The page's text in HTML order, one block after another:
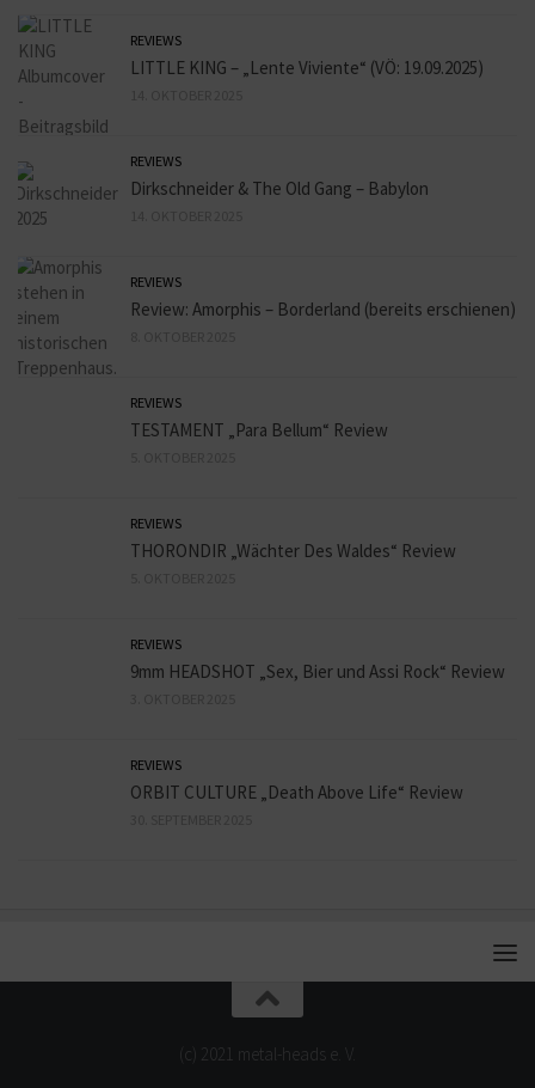
REVIEWS
LITTLE KING – „Lente Viviente“ (VÖ: 19.09.2025)
REVIEWS
Dirkschneider & The Old Gang – Babylon
REVIEWS
Review: Amorphis – Borderland (bereits erschienen)
REVIEWS
TESTAMENT „Para Bellum“ Review
REVIEWS
THORONDIR „Wächter Des Waldes“ Review
REVIEWS
9mm HEADSHOT „Sex, Bier und Assi Rock“ Review
REVIEWS
ORBIT CULTURE „Death Above Life“ Review
(c) 2021 metal-heads e. V.